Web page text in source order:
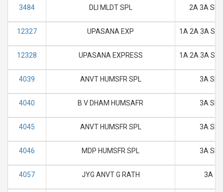
3484 DLI MLDT SPL 2A 3A SL
12327 UPASANA EXP 1A 2A 3A SL
12328 UPASANA EXPRESS 1A 2A 3A SL
4039 ANVT HUMSFR SPL 3A SL
4040 B V DHAM HUMSAFR 3A SL
4045 ANVT HUMSFR SPL 3A SL
4046 MDP HUMSFR SPL 3A SL
4057 JYG ANVT G RATH 3A